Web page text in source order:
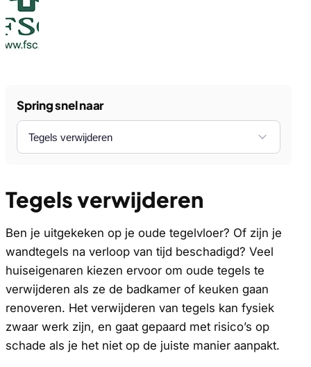
Spring snel naar
Tegels verwijderen
Ben je uitgekeken op je oude tegelvloer? Of zijn je
wandtegels na verloop van tijd beschadigd? Veel
huiseigenaren kiezen ervoor om oude tegels te
verwijderen als ze de badkamer of keuken gaan
renoveren. Het verwijderen van tegels kan fysiek
zwaar werk zijn, en gaat gepaard met risico’s op
schade als je het niet op de juiste manier aanpakt.